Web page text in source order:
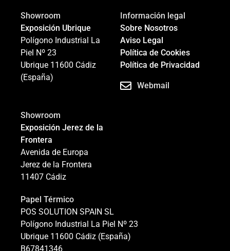
Showroom
Exposición Ubrique
Polígono Industrial La
Piel Nº 23
Ubrique 11600 Cádiz
(España)
Showroom
Exposición Jerez de la
Frontera
Avenida de Europa
Jerez de la Frontera
11407 Cádiz
Información legal
Sobre Nosotros
Aviso Legal
Política de Cookies
Política de Privacidad
Webmail
Papel Térmico
POS SOLUTION SPAIN SL
Polígono Industrial La Piel Nº 23
Ubrique 11600 Cádiz (España)
B67841346